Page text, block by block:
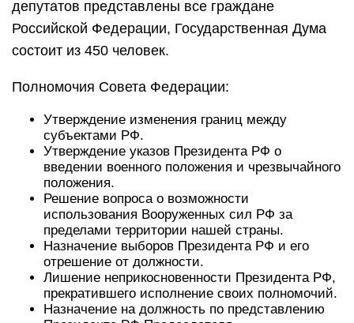
депутатов представлены все граждане
Российской Федерации, Государственная Дума
состоит из 450 человек.
Полномочия Совета Федерации:
Утверждение изменения границ между
субъектами РФ.
Утверждение указов Президента РФ о
введении военного положения и чрезвычайного
положения.
Решение вопроса о возможности
использования Вооруженных сил РФ за
пределами территории нашей страны.
Назначение выборов Президента РФ и его
отрешение от должности.
Лишение неприкосновенности Президента РФ,
прекратившего исполнение своих полномочий.
Назначение на должность по представлению